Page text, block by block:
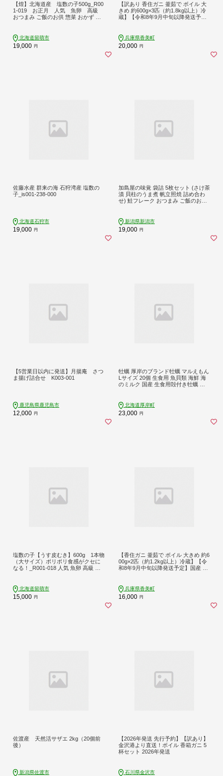
【煌】北海道産 塩数の子500g_R00
1-019 お正月 人気 魚卵 高級
おつまみ ご飯のお供 惣菜 おかず 海
ノコ おせち
北海道留萌市
19,000 円
【訳あり 香住ガニ 釜茹で ボイル 大
きめ 約600g×3匹（約1.8kg以上）冷
蔵】【令和8年9月中旬以降発送予
ずわいがに ベニズワイガニ 姿 脚 爪
旨味 甘味 鮮度 大人気 人気 ランキン
グ おすすめ ふるさと納税 返礼品 香
兵庫県香美町
20,000 円
佐藤水産 群来の海 石狩湾産 塩数の
子_is001-238-000
北海道石狩市
19,000 円
加島屋の味覚 袋詰 5枚セット (さけ茶
漬 貝柱のうま煮 帆立照焼 詰め合わ
せ) 鮭フレーク おつまみ ご飯のお供
新潟県新潟市
19,000 円
【5営業日以内に発送】月揚庵 さつ
ま揚げ詰合せ K003-001
鹿児島県鹿児島市
12,000 円
牡蠣 厚岸のブランド牡蠣 マルえもん
Lサイズ 20個 生食用 魚貝類 海鮮 海
のミルク 国産 生食用殻付き牡蠣 ま
ルえもん
北海道厚岸町
23,000 円
塩数の子【うす皮むき】600g 1本物
（大サイズ）ポリポリ食感がクセに
なる！_R001-018 人気 魚卵 高級 ご
チャン かずのこ カズノコ 株式会社
やまか 皮むき おせち
北海道留萌市
15,000 円
【香住ガニ 釜茹で ボイル 大きめ 約6
00g×2匹（約1.2kg以上）冷蔵】【令
和8年9月中旬以降発送予定】国産 か
ベニズワイガニ 姿 脚 爪 旨味 甘味 鮮
度 大人気 人気 ランキング おすすめ
ふるさと納税 返礼品 香住産 兵庫県
兵庫県香美町
16,000 円
佐渡産 天然活サザエ 2kg（20個前
後）
新潟県佐渡市
【2026年発送 先行予約】【訳あり】
金沢港より直送！ボイル 香箱ガニ 5
杯セット 2026年発送
石川県金沢市